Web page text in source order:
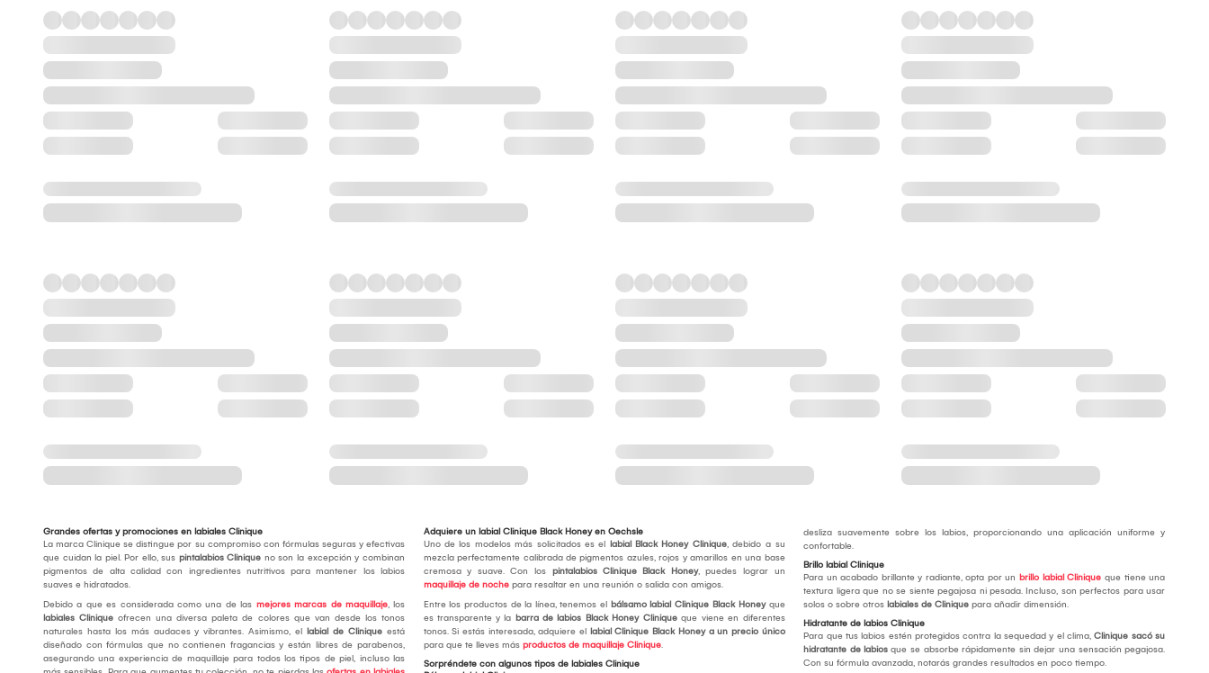
Grandes ofertas y promociones en labiales Clinique
La marca Clinique se distingue por su compromiso con fórmulas seguras y efectivas
que cuidan la piel. Por ello, sus pintalabios Clinique no son la excepción y combinan
pigmentos de alta calidad con ingredientes nutritivos para mantener los labios
suaves e hidratados.
Debido a que es considerada como una de las mejores marcas de maquillaje, los
labiales Clinique ofrecen una diversa paleta de colores que van desde los tonos
naturales hasta los más audaces y vibrantes. Asimismo, el
labial de Clinique está
diseñado con fórmulas que no contienen fragancias y están libres de parabenos,
asegurando una experiencia de maquillaje para todos los tipos de piel, incluso las
Adquiere un labial Clinique Black Honey en Oechsle
Uno de los modelos más solicitados es el
labial Black Honey Clinique, debido a su
mezcla perfectamente calibrada de pigmentos azules, rojos y amarillos en una base
cremosa y suave. Con los pintalabios Clinique Black Honey, puedes lograr un
maquillaje de nochepara resaltar en una reunión o salida con amigos.
Entre los productos de la línea, tenemos el
bálsamo labial Clinique Black Honeyque
es transparente y la barra de labios Black Honey Cliniqueque viene en diferentes
tonos. Si estás interesada, adquiere el
labial Clinique Black Honey a un precio único
para que te lleves másproductos de maquillaje Clinique.
Sorpréndete con algunos tipos de labiales Clinique
desliza suavemente sobre los labios, proporcionando una aplicación uniforme y
confortable.
Brillo labial Clinique
Para un acabado brillante y radiante, opta por un brillo labial Clinique que tiene una
textura ligera que no se siente pegajosa ni pesada. Incluso, son perfectos para usar
solos o sobre otros labiales de Clinique para añadir dimensión.
Hidratante de labios Clinique
Para que tus labios estén protegidos contra la sequedad y el clima,Clinique sacó su
hidratante de labiosque se absorbe rápidamente sin dejar una sensación pegajosa.
Con su fórmula avanzada, notarás grandes resultados en poco tiempo.